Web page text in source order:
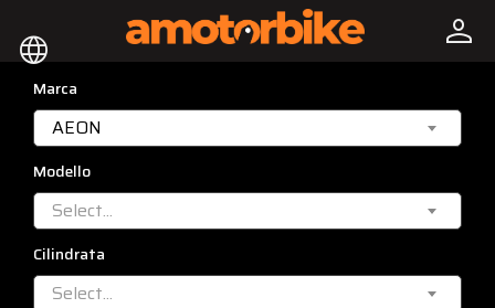
language person
Marca
AEON
Modello
Select...
Cilindrata
Select...